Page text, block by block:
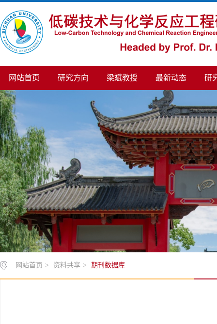
网站首页 研究方向 梁斌教授 最新动态 研
网站首页 > 资料共享 > 期刊数据库